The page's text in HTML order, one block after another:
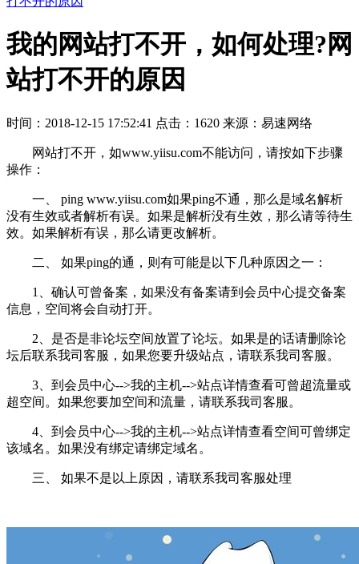
我的网站打不开，如何处理?网
站打不开的原因
时间：2018-12-15 17:52:41 点击：1620 来源：易速网络
网站打不开，如www.yiisu.com不能访问，请按如下步骤
操作：
一、 ping www.yiisu.com如果ping不通，那么是域名解析
没有生效或者解析有误。如果是解析没有生效，那么请等待生
效。如果解析有误，那么请更改解析。
二、 如果ping的通，则有可能是以下几种原因之一：
1、确认可曾备案，如果没有备案请到会员中心提交备案
信息，空间将会自动打开。
2、是否是非论坛空间放置了论坛。如果是的话请删除论
坛后联系我司客服，如果您要升级站点，请联系我司客服。
3、到会员中心-->我的主机-->站点详情查看可曾超流量或
超空间。如果您要加空间和流量，请联系我司客服。
4、到会员中心-->我的主机-->站点详情查看空间可曾绑定
该域名。如果没有绑定请绑定域名。
三、 如果不是以上原因，请联系我司客服处理